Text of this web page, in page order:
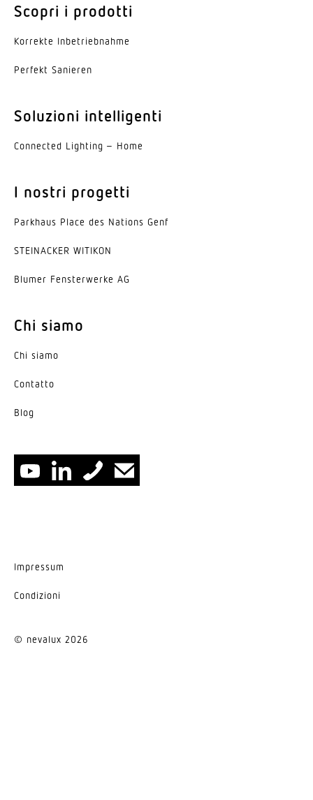
Scopri i prodotti
Korrekte Inbe­trieb­nahme
Perfekt Sanieren
Soluzioni intelligenti
Connected Lighting – Home
I nostri progetti
Parkhaus Place des Nations Genf
STEINACKER WITIKON
Blumer Fenster­werke AG
Chi siamo
Chi siamo
Contatto
Blog
Impressum
Condi­zioni
© nevalux 2026